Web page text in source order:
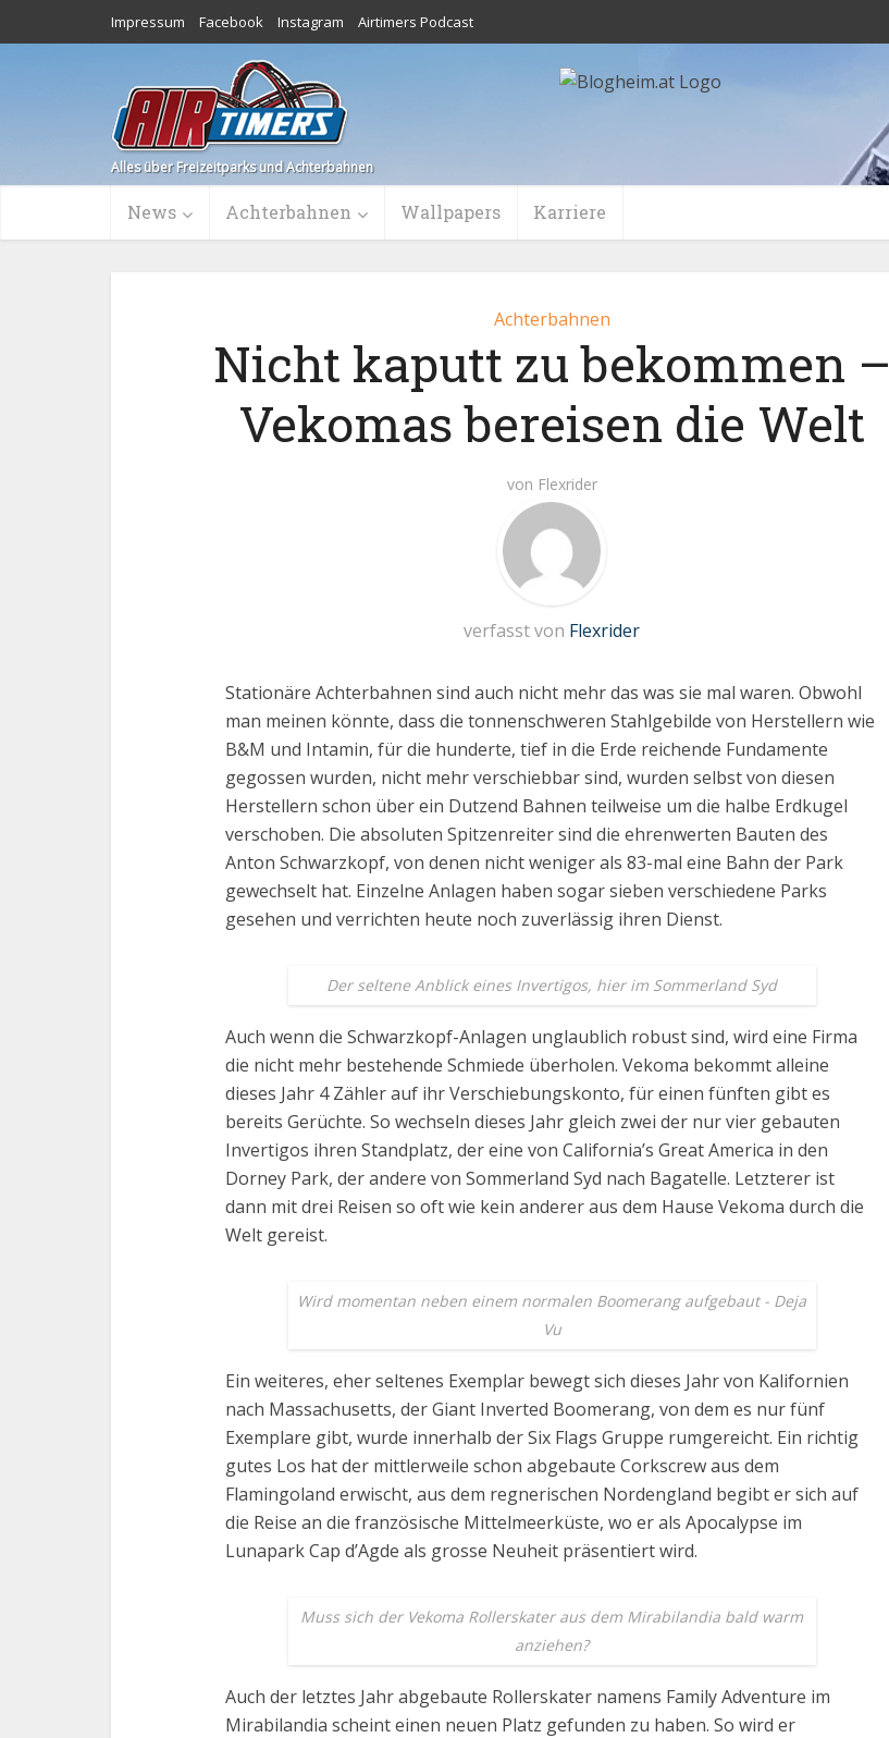
Impressum Facebook Instagram Airtimers Podcast
Alles über Freizeitparks und Achterbahnen
News Achterbahnen Wallpapers Karriere
Achterbahnen
Nicht kaputt zu bekommen –
Vekomas bereisen die Welt
von Flexrider
verfasst von Flexrider
Stationäre Achterbahnen sind auch nicht mehr das was sie mal waren. Obwohl
man meinen könnte, dass die tonnenschweren Stahlgebilde von Herstellern wie
B&M und Intamin, für die hunderte, tief in die Erde reichende Fundamente
gegossen wurden, nicht mehr verschiebbar sind, wurden selbst von diesen
Herstellern schon über ein Dutzend Bahnen teilweise um die halbe Erdkugel
verschoben. Die absoluten Spitzenreiter sind die ehrenwerten Bauten des
Anton Schwarzkopf, von denen nicht weniger als 83-mal eine Bahn der Park
gewechselt hat. Einzelne Anlagen haben sogar sieben verschiedene Parks
gesehen und verrichten heute noch zuverlässig ihren Dienst.
Der seltene Anblick eines Invertigos, hier im Sommerland Syd
Auch wenn die Schwarzkopf-Anlagen unglaublich robust sind, wird eine Firma
die nicht mehr bestehende Schmiede überholen. Vekoma bekommt alleine
dieses Jahr 4 Zähler auf ihr Verschiebungskonto, für einen fünften gibt es
bereits Gerüchte. So wechseln dieses Jahr gleich zwei der nur vier gebauten
Invertigos ihren Standplatz, der eine von California’s Great America in den
Dorney Park, der andere von Sommerland Syd nach Bagatelle. Letzterer ist
dann mit drei Reisen so oft wie kein anderer aus dem Hause Vekoma durch die
Welt gereist.
Wird momentan neben einem normalen Boomerang aufgebaut - Deja
Vu
Ein weiteres, eher seltenes Exemplar bewegt sich dieses Jahr von Kalifornien
nach Massachusetts, der Giant Inverted Boomerang, von dem es nur fünf
Exemplare gibt, wurde innerhalb der Six Flags Gruppe rumgereicht. Ein richtig
gutes Los hat der mittlerweile schon abgebaute Corkscrew aus dem
Flamingoland erwischt, aus dem regnerischen Nordengland begibt er sich auf
die Reise an die französische Mittelmeerküste, wo er als Apocalypse im
Lunapark Cap d’Agde als grosse Neuheit präsentiert wird.
Muss sich der Vekoma Rollerskater aus dem Mirabilandia bald warm
anziehen?
Auch der letztes Jahr abgebaute Rollerskater namens Family Adventure im
Mirabilandia scheint einen neuen Platz gefunden zu haben. So wird er